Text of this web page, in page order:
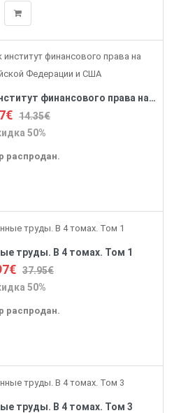
Публичный кредит как институт финансового права на примере Российской Федерации и США
14.35€
50%
распродан.
труды. В 4 томах. Том 1
37.95€
50%
распродан.
труды. В 4 томах. Том 3